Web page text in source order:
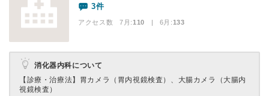
3件
アクセス数 7月:110 | 6月:133
消化器内科について
【診療・治療法】 胃カメラ（胃内視鏡検査）、大腸カメラ（大腸内
視鏡検査）